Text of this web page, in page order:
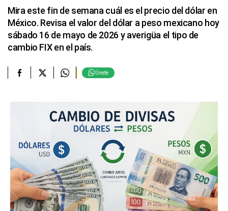
Mira este fin de semana cuál es el precio del dólar en
México. Revisa el valor del dólar a peso mexicano hoy
sábado 16 de mayo de 2026 y averigüa el tipo de
cambio FIX en el país.
Únete